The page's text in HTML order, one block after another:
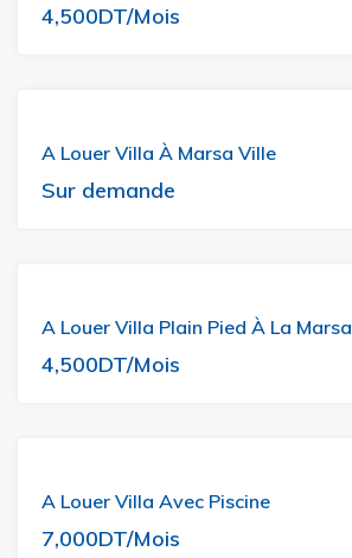
4,500DT/Mois
LOUER
A Louer Villa À Marsa Ville
Sur demande
LOUER
A Louer Villa Plain Pied À La Marsa
4,500DT/Mois
LOUER
A Louer Villa Avec Piscine
7,000DT/Mois